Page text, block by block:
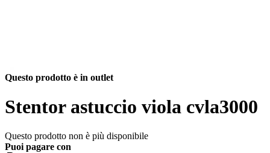
Questo prodotto è in outlet
Stentor astuccio viola cvla3000
Questo prodotto non è più disponibile
Puoi pagare con